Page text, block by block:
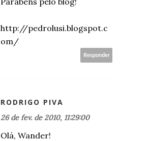
http://pedrolusi.blogspot.c
om/
Responder
RODRIGO PIVA
26 de fev. de 2010, 11:29:00
Olá, Wander!